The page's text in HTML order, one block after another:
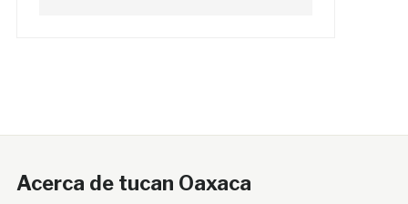
Acerca de tucan Oaxaca